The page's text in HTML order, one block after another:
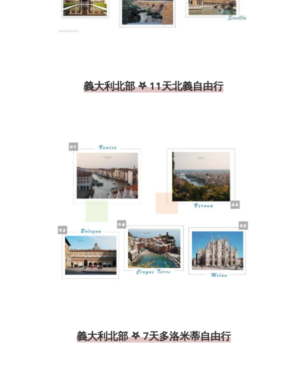
義大利北部 𖤐 11天北義自由行
義大利北部 𖤐 7天多洛米蒂自由行